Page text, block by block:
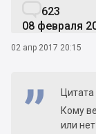
623
08 февраля
02 апр 2017 20:15
Цитата
Кому
или